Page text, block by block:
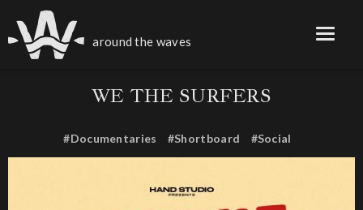
around the waves
WE THE SURFERS
#Documentaries #Shortboard #Social